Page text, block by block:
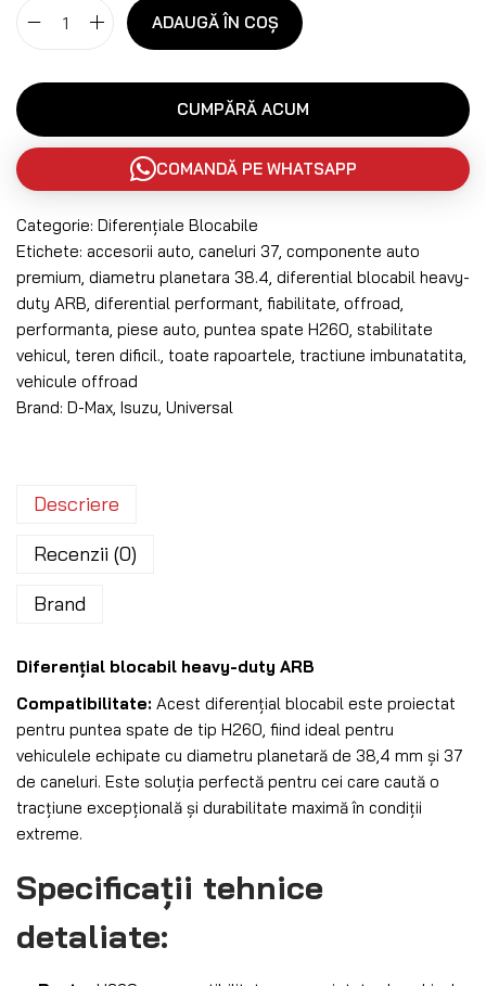
ADAUGĂ ÎN COȘ
CUMPĂRĂ ACUM
COMANDĂ PE WHATSAPP
Categorie: Diferențiale Blocabile
Etichete: accesorii auto caneluri 37 componente auto
premium diametru planetara 38.4 diferential blocabil heavy-
duty ARB diferential performant fiabilitate offroad
performanta piese auto puntea spate H260 stabilitate
vehicul teren dificil. toate rapoartele tractiune imbunatatita
vehicule offroad
Brand: D-Max Isuzu Universal
Descriere
Recenzii (0)
Brand
Diferențial blocabil heavy-duty ARB
Compatibilitate: Acest diferențial blocabil este proiectat
pentru puntea spate de tip H260, fiind ideal pentru
vehiculele echipate cu diametru planetară de 38,4 mm și 37
de caneluri. Este soluția perfectă pentru cei care caută o
tracțiune excepțională și durabilitate maximă în condiții
extreme.
Specificații tehnice
detaliate: